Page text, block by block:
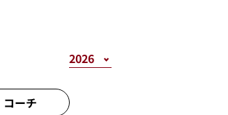
コーチ